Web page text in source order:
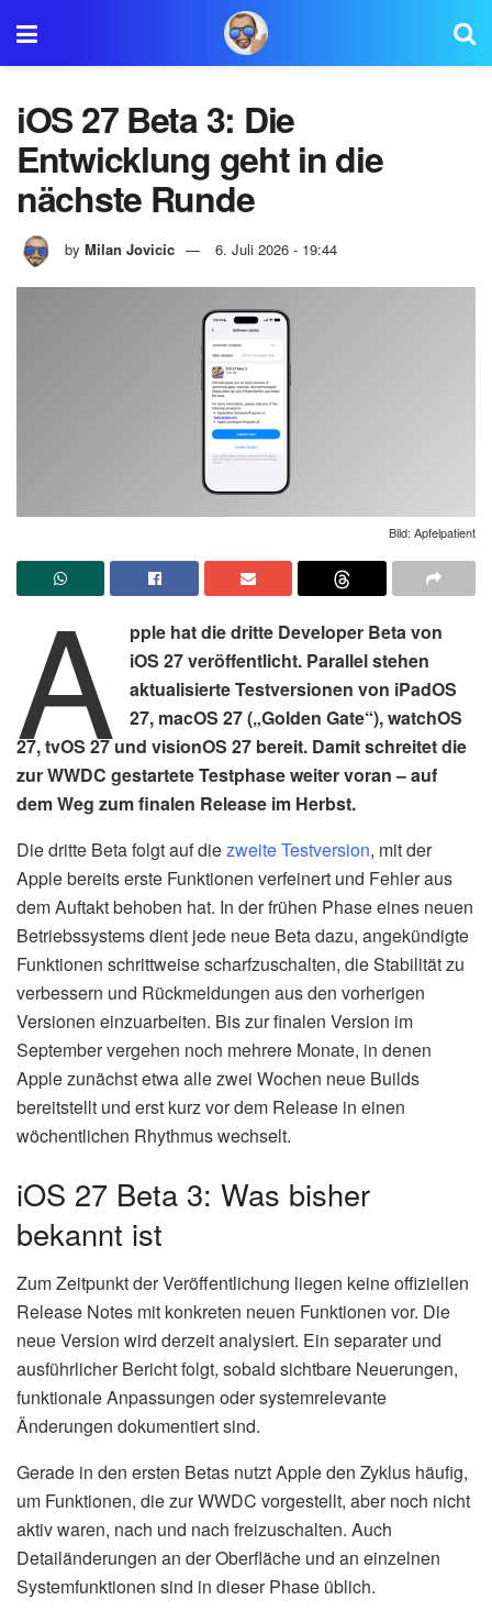
iOS 27 Beta 3: Die
Entwicklung geht in die
nächste Runde
by Milan Jovicic 6. Juli 2026 - 19:44
Bild: Apfelpatient
A
pple hat die dritte Developer Beta von
iOS 27 veröffentlicht. Parallel stehen
aktualisierte Testversionen von iPadOS
27, macOS 27 („Golden Gate“), watchOS
27, tvOS 27 und visionOS 27 bereit. Damit schreitet die
zur WWDC gestartete Testphase weiter voran – auf
dem Weg zum finalen Release im Herbst.
Die dritte Beta folgt auf diezweite Testversion, mit der
Apple bereits erste Funktionen verfeinert und Fehler aus
dem Auftakt behoben hat. In der frühen Phase eines neuen
Betriebssystems dient jede neue Beta dazu, angekündigte
Funktionen schrittweise scharfzuschalten, die Stabilität zu
verbessern und Rückmeldungen aus den vorherigen
Versionen einzuarbeiten. Bis zur finalen Version im
September vergehen noch mehrere Monate, in denen
Apple zunächst etwa alle zwei Wochen neue Builds
bereitstellt und erst kurz vor dem Release in einen
wöchentlichen Rhythmus wechselt.
iOS 27 Beta 3: Was bisher
bekannt ist
Zum Zeitpunkt der Veröffentlichung liegen keine offiziellen
Release Notes mit konkreten neuen Funktionen vor. Die
neue Version wird derzeit analysiert. Ein separater und
ausführlicher Bericht folgt, sobald sichtbare Neuerungen,
funktionale Anpassungen oder systemrelevante
Änderungen dokumentiert sind.
Gerade in den ersten Betas nutzt Apple den Zyklus häufig,
um Funktionen, die zur WWDC vorgestellt, aber noch nicht
aktiv waren, nach und nach freizuschalten. Auch
Detailänderungen an der Oberfläche und an einzelnen
Systemfunktionen sind in dieser Phase üblich.